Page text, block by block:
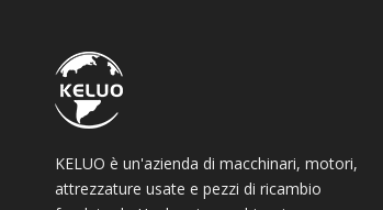
KELUO è un'azienda di macchinari, motori,
attrezzature usate e pezzi di ricambio